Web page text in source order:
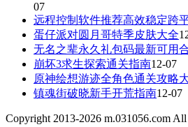
07
远程控制软件推荐高效稳定跨
蛋仔派对圆月哥特季皮肤大全
无名之辈永久礼包码最新可用
崩坏3求生探索通关指南12-07
原神绘想游迹全角色通关攻略
镇魂街破晓新手开荒指南12-07
Copyright 2013-2026 m.031056.com